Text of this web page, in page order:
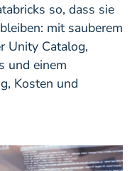
so, dass sie
mit sauberem
Unity Catalog,
und einem
Kosten und